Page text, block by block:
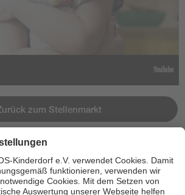
zum Stellenmarkt
Jetzt bewerben